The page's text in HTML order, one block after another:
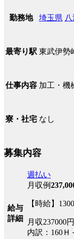
勤務地 埼玉県
最寄り駅 東武伊勢
仕事内容 加工・機
寮・社宅 なし
募集内容
給与
詳細
週払い
月収例
【時給】
月収237000
内訳：160Ｈ